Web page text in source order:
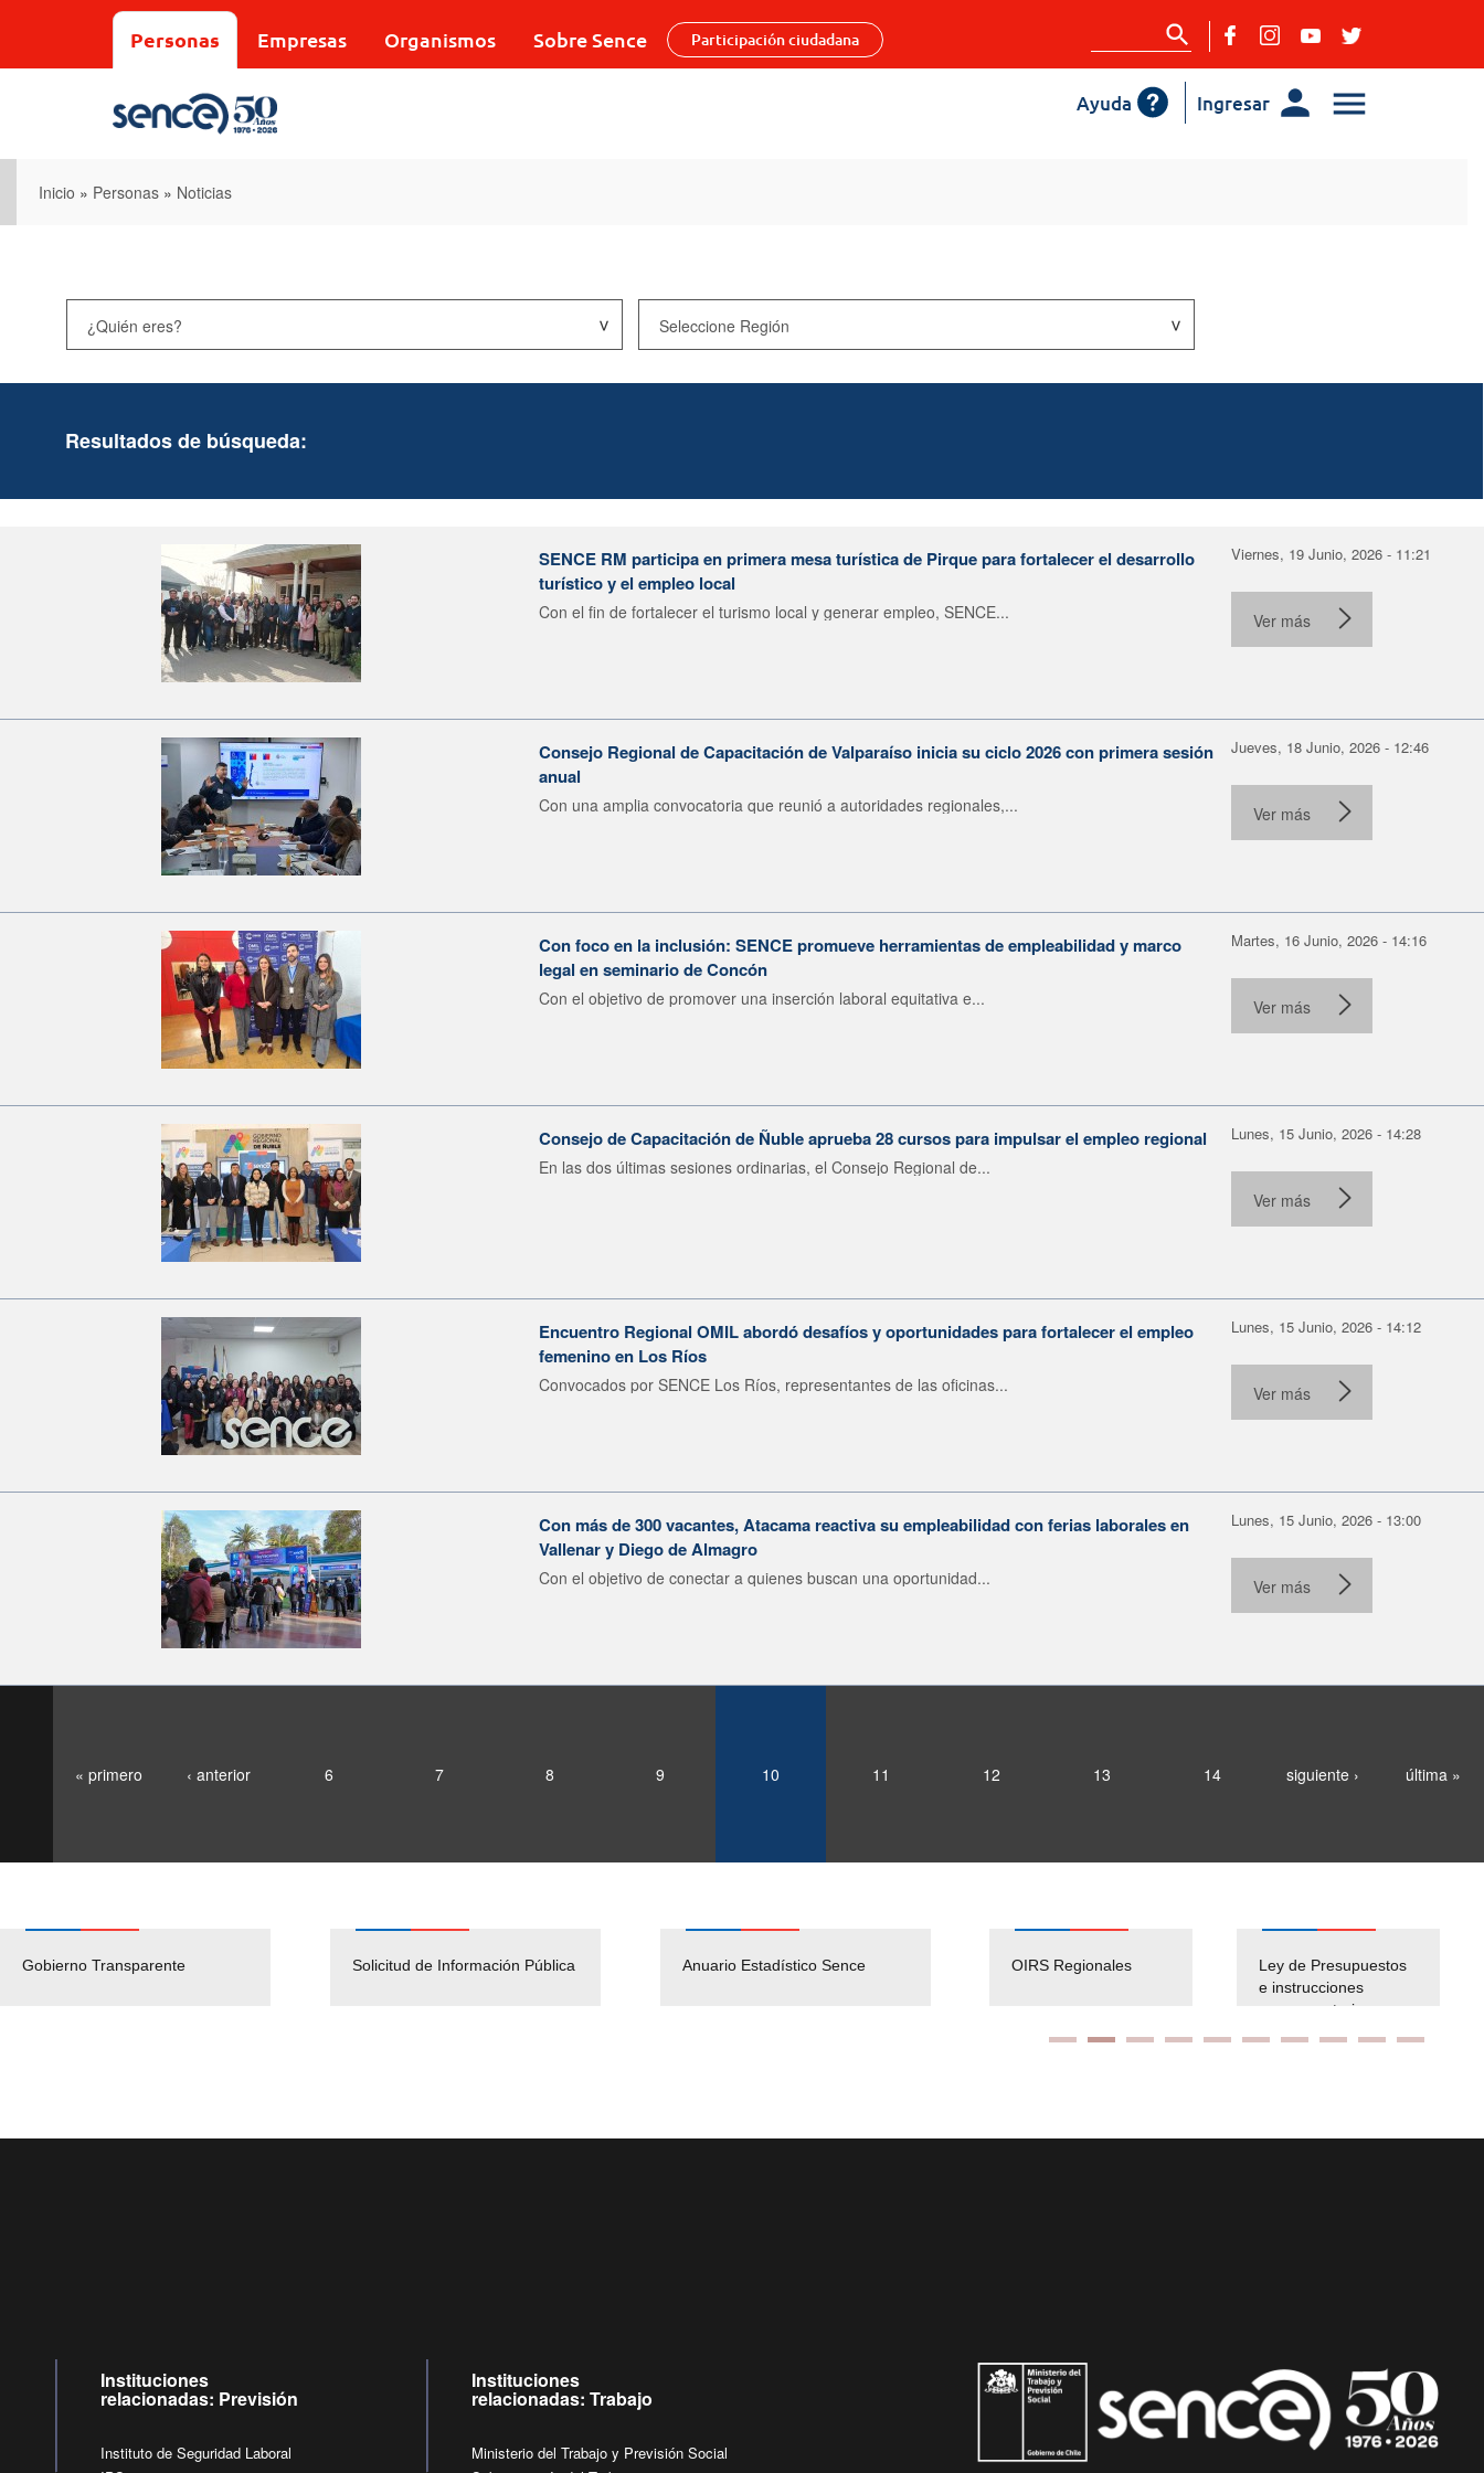
Personas Empresas Organismos Sobre Sence Participación ciudadana
Ingresar
Ayuda
Inicio » Personas » Noticias
Resultados de búsqueda:
SENCE RM participa en primera mesa turística de Pirque para fortalecer el desarrollo
turístico y el empleo local
Con el fin de fortalecer el turismo local y generar empleo, SENCE...
Viernes, 19 Junio, 2026 - 11:21
Ver más
Consejo Regional de Capacitación de Valparaíso inicia su ciclo 2026 con primera sesión
anual
Con una amplia convocatoria que reunió a autoridades regionales,...
Jueves, 18 Junio, 2026 - 12:46
Ver más
Con foco en la inclusión: SENCE promueve herramientas de empleabilidad y marco
legal en seminario de Concón
Con el objetivo de promover una inserción laboral equitativa e...
Martes, 16 Junio, 2026 - 14:16
Ver más
Consejo de Capacitación de Ñuble aprueba 28 cursos para impulsar el empleo regional
En las dos últimas sesiones ordinarias, el Consejo Regional de...
Lunes, 15 Junio, 2026 - 14:28
Ver más
Encuentro Regional OMIL abordó desafíos y oportunidades para fortalecer el empleo
femenino en Los Ríos
Convocados por SENCE Los Ríos, representantes de las oficinas...
Lunes, 15 Junio, 2026 - 14:12
Ver más
Con más de 300 vacantes, Atacama reactiva su empleabilidad con ferias laborales en
Vallenar y Diego de Almagro
Con el objetivo de conectar a quienes buscan una oportunidad...
Lunes, 15 Junio, 2026 - 13:00
Ver más
« primero ‹ anterior 6 7 8 9 10 11 12 13 14 siguiente › última »
Gobierno Transparente Solicitud de Información Pública Anuario Estadístico Sence
Pago Proveedores
Empleos Públicos
Solicitud Audiencias y
OIRS Regionales
Ley de Presupuestos
e instrucciones
presuspuetarias
Instituciones
relacionadas: Previsión
Instituto de Seguridad Laboral
Instituciones
relacionadas: Trabajo
Ministerio del Trabajo y Previsión Social